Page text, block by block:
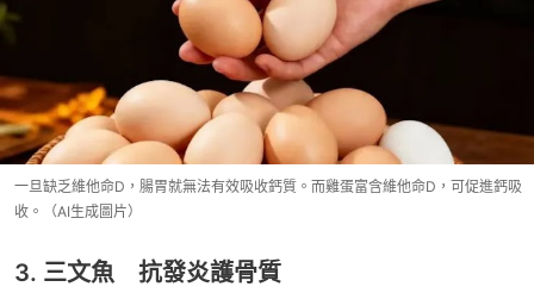
一旦缺乏維他命D，腸胃就無法有效吸收鈣質。而雞蛋富含維他命D，可促進鈣吸
收。（AI生成圖片）
3. 三文魚 抗發炎護骨質